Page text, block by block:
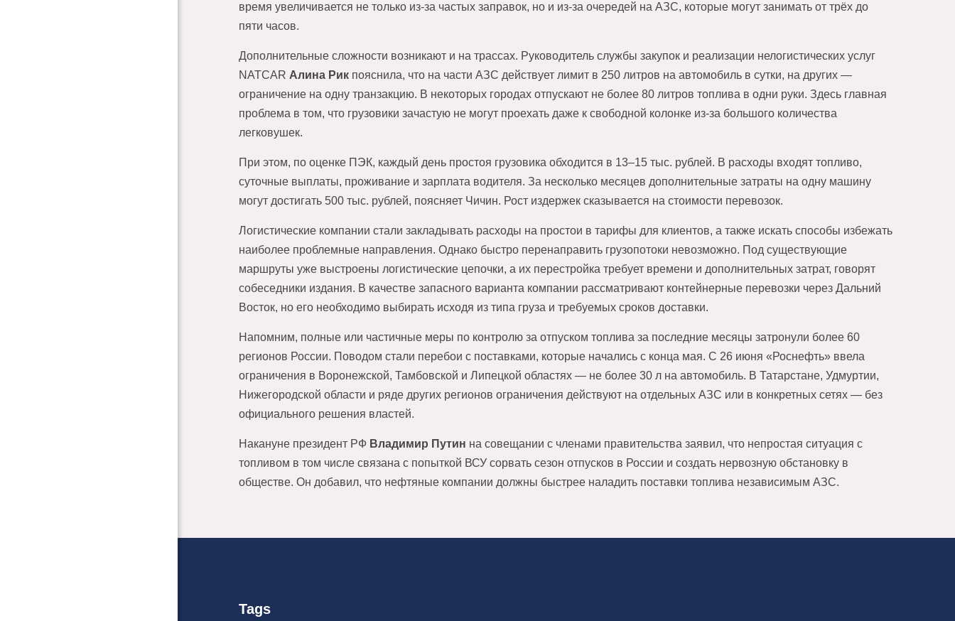
время увеличивается не только из-за частых заправок, но и из-за очередей на АЗС, которые могут занимать от трёх до
пяти часов.
Дополнительные сложности возникают и на трассах. Руководитель службы закупок и реализации нелогистических услуг
NATCAR Алина Рик пояснила, что на части АЗС действует лимит в 250 литров на автомобиль в сутки, на других —
ограничение на одну транзакцию. В некоторых городах отпускают не более 80 литров топлива в одни руки. Здесь главная
проблема в том, что грузовики зачастую не могут проехать даже к свободной колонке из-за большого количества
легковушек.
При этом, по оценке ПЭК, каждый день простоя грузовика обходится в 13–15 тыс. рублей. В расходы входят топливо,
суточные выплаты, проживание и зарплата водителя. За несколько месяцев дополнительные затраты на одну машину
могут достигать 500 тыс. рублей, поясняет Чичин. Рост издержек сказывается на стоимости перевозок.
Логистические компании стали закладывать расходы на простои в тарифы для клиентов, а также искать способы избежать
наиболее проблемные направления. Однако быстро перенаправить грузопотоки невозможно. Под существующие
маршруты уже выстроены логистические цепочки, а их перестройка требует времени и дополнительных затрат, говорят
собеседники издания. В качестве запасного варианта компании рассматривают контейнерные перевозки через Дальний
Восток, но его необходимо выбирать исходя из типа груза и требуемых сроков доставки.
Напомним, полные или частичные меры по контролю за отпуском топлива за последние месяцы затронули более 60
регионов России. Поводом стали перебои с поставками, которые начались с конца мая. С 26 июня «Роснефть» ввела
ограничения в Воронежской, Тамбовской и Липецкой областях — не более 30 л на автомобиль. В Татарстане, Удмуртии,
Нижегородской области и ряде других регионов ограничения действуют на отдельных АЗС или в конкретных сетях — без
официального решения властей.
Накануне президент РФ Владимир Путин на совещании с членами правительства заявил, что непростая ситуация с
топливом в том числе связана с попыткой ВСУ сорвать сезон отпусков в России и создать нервозную обстановку в
обществе. Он добавил, что нефтяные компании должны быстрее наладить поставки топлива независимым АЗС.
Tags